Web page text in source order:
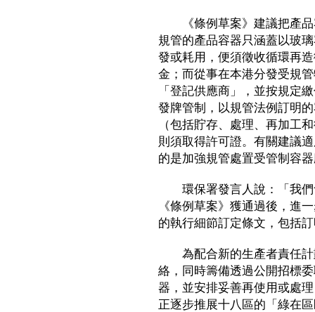
《條例草案》建議把產品
規管的產品容器只涵蓋以玻
發或耗用，便須徵收循環再
金；而從事在本港分發受規
「登記供應商」，並按規定
發牌管制，以規管法例訂明
（包括貯存、處理、再加工
則須取得許可證。有關建議
的是加強規管處置受管制容
環保署發言人說：「我們
《條例草案》獲通過後，進
的執行細節訂定條文，包括
為配合新的生產者責任計
絡，同時籌備透過公開招標
器，並安排妥善再使用或處
正逐步推展十八區的「綠在